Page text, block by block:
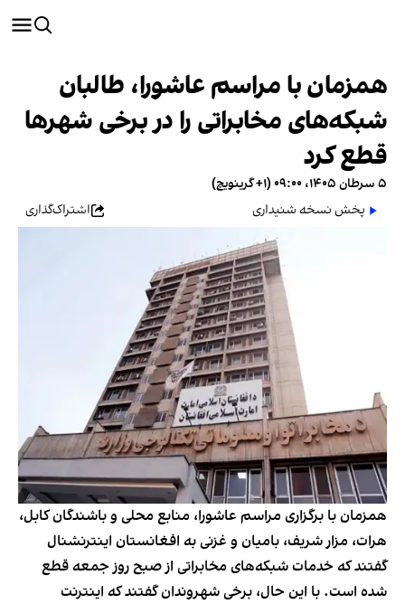
همزمان با مراسم عاشورا، طالبان
شبکه‌های مخابراتی را در برخی شهرها
قطع کرد
۵ سرطان ۱۴۰۵، ۰۹:۰۰ (‎+۱ گرینویچ)
پخش نسخه شنیداری
اشتراک‌گذاری
همزمان با برگزاری مراسم عاشورا، منابع محلی و باشندگان کابل،
هرات، مزار شریف، بامیان و غزنی به افغانستان اینترنشنال
گفتند که خدمات شبکه‌های مخابراتی از صبح روز جمعه قطع
شده است. با این حال، برخی شهروندان گفتند که اینترنت